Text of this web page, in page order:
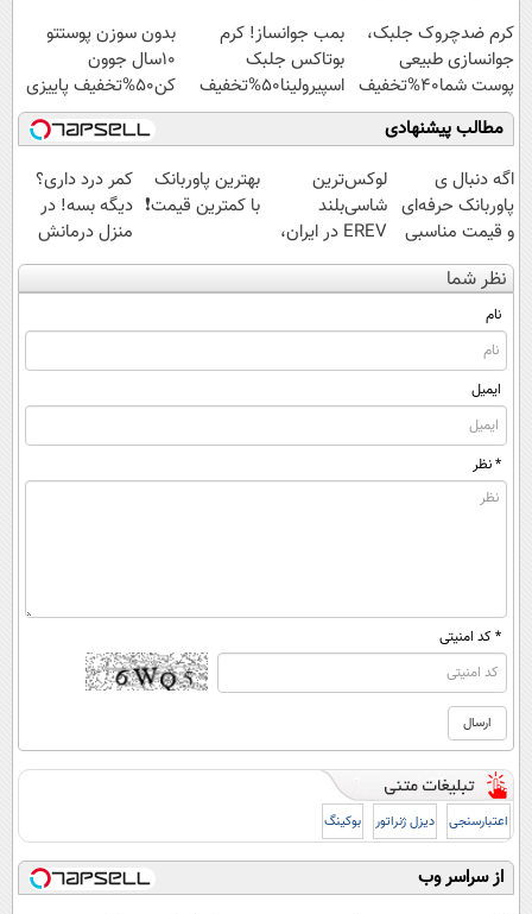
کرم ضدچروک جلبک،
جوانسازی طبیعی
پوست شما40%تخفیف
بمب جوانساز! کرم
بوتاکس جلبک
اسپیرولینا50%تخفیف
بدون سوزن پوستتو
10سال جوون
کن50%تخفیف پاییزی
مطالب پیشنهادی
اگه دنبال ی
پاوربانک حرفه‌ای
و قیمت مناسبی
تخفیف رو از
دست نده👌🏻
لوکس‌ترین
شاسی‌بلند
EREV در ایران،
توسط نیکا موتور
رونمایی شد!
بهترین پاوربانک
با کمترین قیمت❗
کمر درد داری؟
دیگه بسه! در
منزل درمانش
کن
(◀پرسش‌نامه)
نظر شما
نام
ایمیل
* نظر
* کد امنیتی
اعتبارسنجی دیزل ژنراتور بوکینگ
از سراسر وب